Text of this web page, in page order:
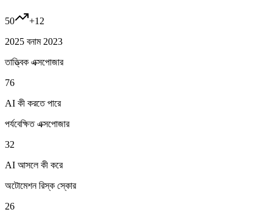
50 +12
2025 বনাম 2023
তাত্ত্বিক এক্সপোজার
76
AI কী করতে পারে
পর্যবেক্ষিত এক্সপোজার
32
AI আসলে কী করে
অটোমেশন রিস্ক স্কোর
26